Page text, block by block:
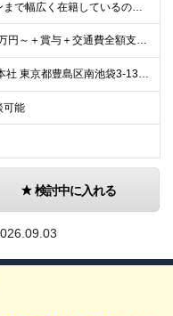
◎未経験～ベテランまで幅広く在籍しているので大丈夫！◎ ＼こんなアナタにピッタリです♪／ ◆IT業界で手に職を付けて活躍したい方 ◆サポート体制が整っている会社で働きたい方 ◆フラットな社風の会社で
《経験者》 月給30万円～＋賞与＋交通費全額支給 《未経験者》 月給23万円～＋賞与＋交通費全額支給 ※上記月給には固定残業代（20時間分／《経験者》40,600円～《未経験者》31,100円～）
《転勤なし！》 ▼本社 東京都豊島区南池袋3-13-8 ホウエイビル9F ▼開発拠点 東京都豊島区南池袋3-13-5 KJ南池袋ビル4階 【東京本社or首都圏の各プロジェクト先】 ▼各プロジェクト
可能
検討中に入れる